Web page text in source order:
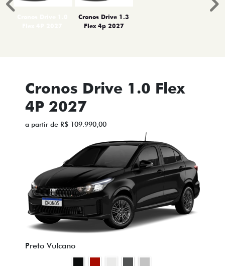
Cronos Drive 1.3
Flex 4p 2027
Anterior
Cronos Drive 1.0 Flex
4P 2027
a partir de R$ 109.990,00
Preto Vulcano